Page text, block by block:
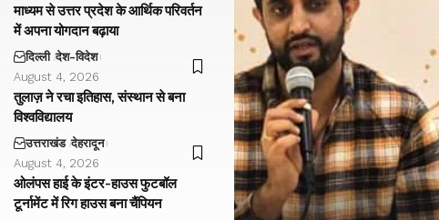
माध्यम से उत्तर प्रदेश के आर्थिक परिवर्तन
में अपना योगदान बढ़ाया
दिल्ली देश-विदेश
August 4, 2026
तुलाज़ ने रचा इतिहास, संस्थान से बना
विश्वविद्यालय
उत्तराखंड देहरादून
August 4, 2026
ओलंपस हाई के इंटर-हाउस फुटबॉल
टूर्नामेंट में रिग हाउस बना चैंपियन